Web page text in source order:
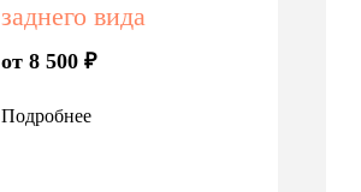
заднего вида
от 8 500 ₽
Подробнее